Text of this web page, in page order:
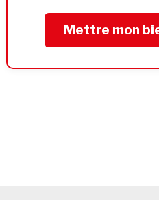
Mettre mon